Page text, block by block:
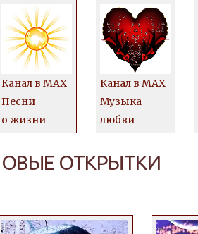
Канал в MAX
Песни
о жизни
Канал в MAX
Музыка
любви
ОТКРЫТКИ